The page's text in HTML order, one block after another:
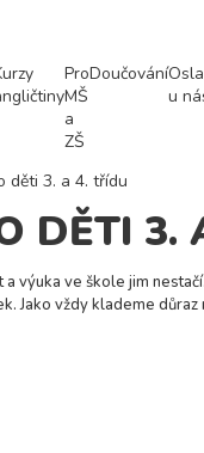
Pro
MŠ
a
ZŠ
Doučování
u
děti 3. a 4. třídu
DĚTI 3.
výuka ve škole jim
Jako vždy klademe